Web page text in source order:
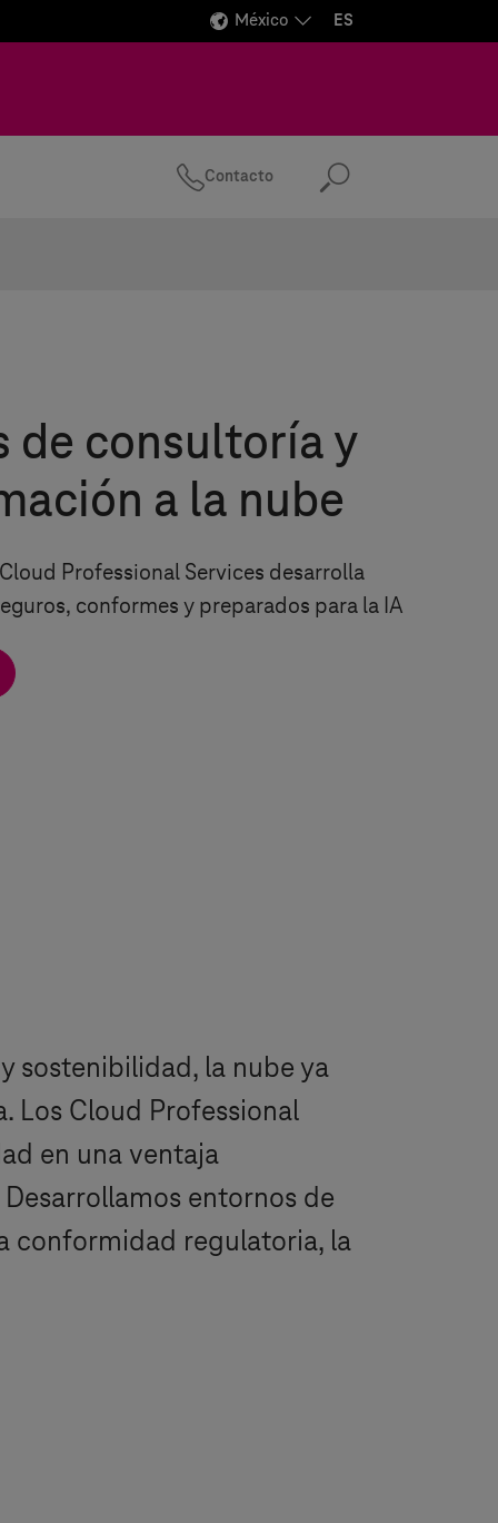
México ES
Contacto Buscar
de consultoría y
a la nube
Professional Services desarrolla
conformes y preparados para la IA
sostenibilidad, la nube ya
Los Cloud Professional
en una ventaja
entornos de
conformidad regulatoria, la